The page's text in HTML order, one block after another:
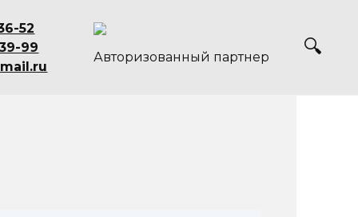
52
99
Авторизованный партнер